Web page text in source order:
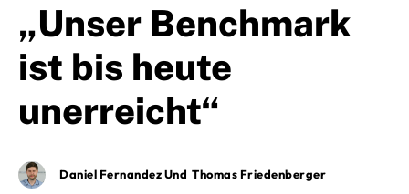
„Unser Benchmark
ist bis heute
unerreicht“
Daniel Fernandez Und Thomas Friedenberger